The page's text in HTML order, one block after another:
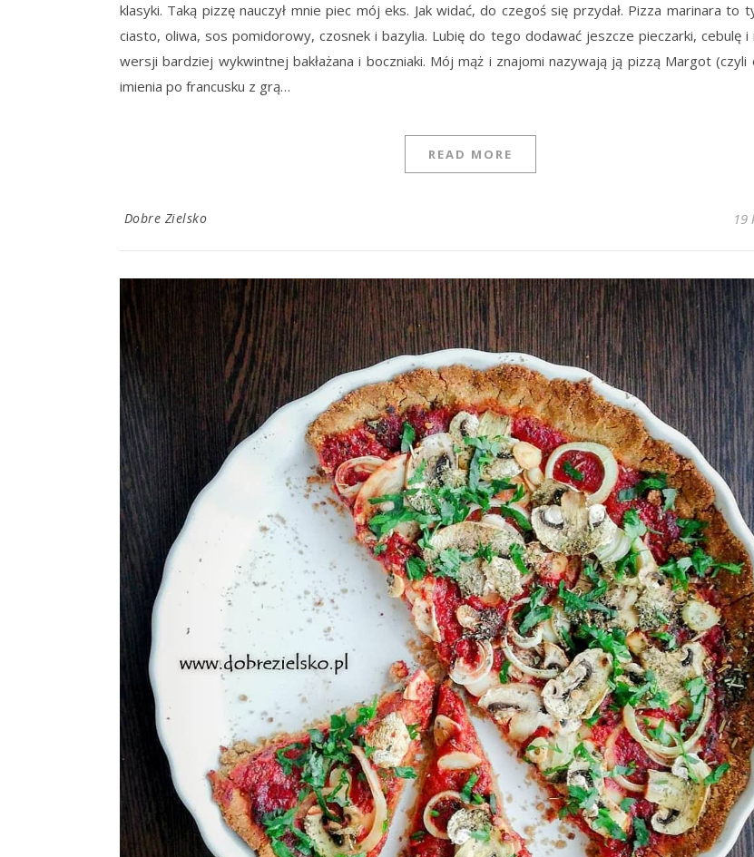
klasyki. Taką pizzę nauczył mnie piec mój eks. Jak widać, do czegoś się przydał. Pizza marinara to
ciasto, oliwa, sos pomidorowy, czosnek i bazylia. Lubię do tego dodawać jeszcze pieczarki, cebulę i
wersji bardziej wykwintnej bakłażana i boczniaki. Mój mąż i znajomi nazywają ją pizzą Margot
imienia po francusku z grą…
READ MORE
Dobre Zielsko 19